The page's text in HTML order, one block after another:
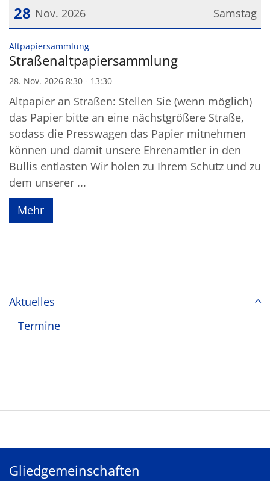
Samstag
28 Nov. 2026
Datum: 28. November 2026
Altpapiersammlung:
Straßenaltpapiersammlung
28. Nov. 2026 8:30 - 13:30
Altpapier an Straßen: Stellen Sie (wenn möglich)
das Papier bitte an eine nächstgrößere Straße,
sodass die Presswagen das Papier mitnehmen
können und damit unsere Ehrenamtler in den
Bullis entlasten Wir holen zu Ihrem Schutz und zu
dem unserer ...
Mehr
Aktuelles
Termine
Gliedgemeinschaften